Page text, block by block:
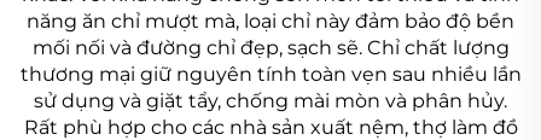
năng ăn chỉ mượt mà, loại chỉ này đảm bảo độ bền
mối nối và đường chỉ đẹp, sạch sẽ. Chỉ chất lượng
thương mại giữ nguyên tính toàn vẹn sau nhiều lần
sử dụng và giặt tẩy, chống mài mòn và phân hủy.
Rất phù hợp cho các nhà sản xuất nệm, thợ làm đồ